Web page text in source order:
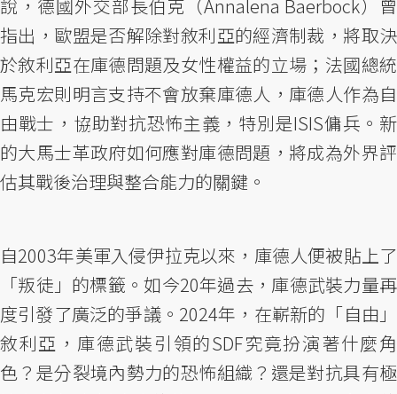
說，德國外交部長伯克（Annalena Baerbock）曾
指出，歐盟是否解除對敘利亞的經濟制裁，將取決
於敘利亞在庫德問題及女性權益的立場；法國總統
馬克宏則明言支持不會放棄庫德人，庫德人作為自
由戰士，協助對抗恐怖主義，特別是ISIS傭兵。新
的大馬士革政府如何應對庫德問題，將成為外界評
估其戰後治理與整合能力的關鍵。
自2003年美軍入侵伊拉克以來，庫德人便被貼上了
「叛徒」的標籤。如今20年過去，庫德武裝力量再
度引發了廣泛的爭議。2024年，在嶄新的「自由」
敘利亞，庫德武裝引領的SDF究竟扮演著什麼角
色？是分裂境內勢力的恐怖組織？還是對抗具有極